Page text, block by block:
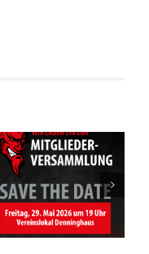
des RSV
Altenbögge-
Bönen 1951
e.V.